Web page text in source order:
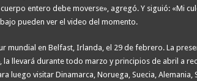
entero debe moverse», agregó. Y siguió: «Mi
pueden ver el video del momento.
mundial en Belfast, Irlanda, el 29 de febrero. La
la llevará durante todo marzo y principios de abril a
luego visitar Dinamarca, Noruega, Suecia, Alemania,